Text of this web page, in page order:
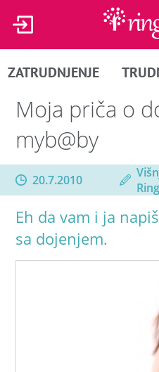
ZATRUDNJENJE
Moja priča o
myb@by
20.7.2010
Eh da vam i ja
sa dojenjem.